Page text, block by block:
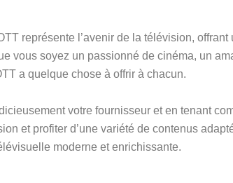
représente l’avenir de la télévision,
vous soyez un passionné de cinéma, un
a quelque chose à offrir à chacun.
votre fournisseur et en tenant
et profiter d’une variété de contenus
moderne et enrichissante.